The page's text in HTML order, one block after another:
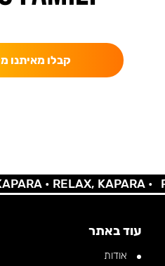
קבלו מאיתנו
•RELAX, KAPARA • RELAX,
עוד באתר
אודות